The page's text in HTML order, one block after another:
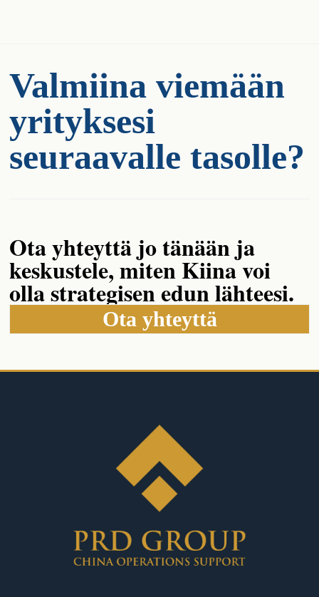
Valmiina viemään
yrityksesi
seuraavalle tasolle?
Ota yhteyttä jo tänään ja
keskustele, miten Kiina voi
olla strategisen edun lähteesi.
Ota yhteyttä